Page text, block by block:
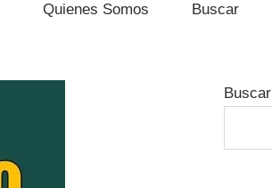
Quienes Somos Buscar
Buscar